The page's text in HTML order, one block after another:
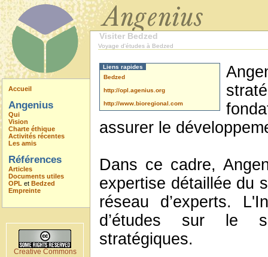
Accueil
Angenius
Qui
Vision
Charte éthique
Activités récentes
Les amis
Références
Articles
Documents utiles
OPL et Bedzed
Empreinte
Creative Commons
Visiter Bedzed
Voyage d'études à Bedzed
Liens rapides
Bedzed
http://opl.agenius.org
http://www.bioregional.com
assurer le
Dans ce cadre,
expertise détaillée du
réseau d’experts.
d’études sur le
stratégiques.